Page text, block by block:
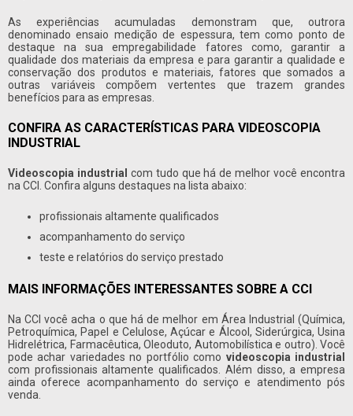
As experiências acumuladas demonstram que, outrora
denominado ensaio medição de espessura, tem como ponto de
destaque na sua empregabilidade fatores como, garantir a
qualidade dos materiais da empresa e para garantir a qualidade e
conservação dos produtos e materiais, fatores que somados a
outras variáveis compõem vertentes que trazem grandes
benefícios para as empresas.
CONFIRA AS CARACTERÍSTICAS PARA VIDEOSCOPIA
INDUSTRIAL
Videoscopia industrial com tudo que há de melhor você encontra
na CCI. Confira alguns destaques na lista abaixo:
profissionais altamente qualificados
acompanhamento do serviço
teste e relatórios do serviço prestado
MAIS INFORMAÇÕES INTERESSANTES SOBRE A CCI
Na CCI você acha o que há de melhor em Área Industrial (Química,
Petroquímica, Papel e Celulose, Açúcar e Álcool, Siderúrgica, Usina
Hidrelétrica, Farmacêutica, Oleoduto, Automobilística e outro). Você
pode achar variedades no portfólio como videoscopia industrial
com profissionais altamente qualificados. Além disso, a empresa
ainda oferece acompanhamento do serviço e atendimento pós
venda.